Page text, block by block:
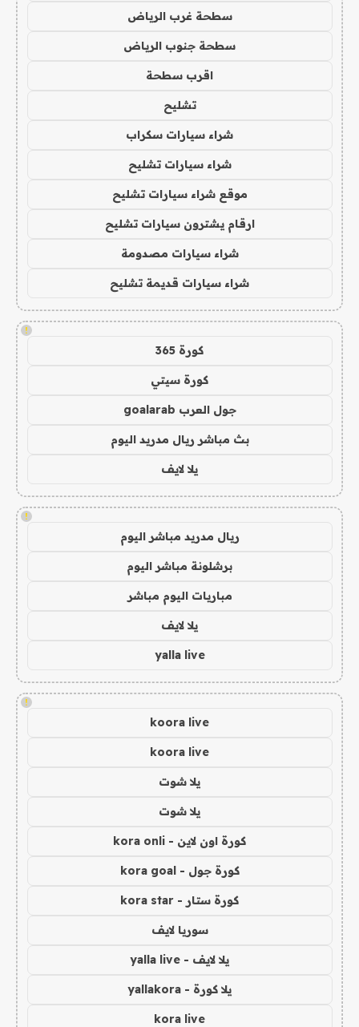
سطحة غرب الرياض
سطحة جنوب الرياض
اقرب سطحة
تشليح
شراء سيارات سكراب
شراء سيارات تشليح
موقع شراء سيارات تشليح
ارقام يشترون سيارات تشليح
شراء سيارات مصدومة
شراء سيارات قديمة تشليح
!
كورة 365
كورة سيتي
جول العرب goalarab
بث مباشر ريال مدريد اليوم
يلا لايف
!
ريال مدريد مباشر اليوم
برشلونة مباشر اليوم
مباريات اليوم مباشر
يلا لايف
yalla live
!
koora live
koora live
يلا شوت
يلا شوت
كورة اون لاين - kora onli
كورة جول - kora goal
كورة ستار - kora star
سوريا لايف
يلا لايف - yalla live
يلا كورة - yallakora
kora live